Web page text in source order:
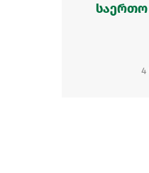
საერთო
4